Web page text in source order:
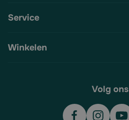
Service
Winkelen
Volg ons